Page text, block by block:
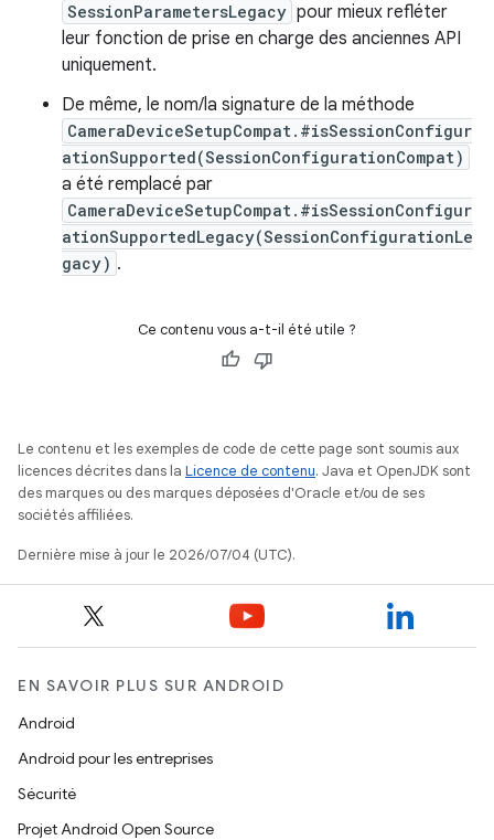
SessionParametersLegacy pour mieux refléter
leur fonction de prise en charge des anciennes API
uniquement.
De même, le nom/la signature de la méthode
CameraDeviceSetupCompat.#isSessionConfigur
ationSupported(SessionConfigurationCompat)
a été remplacé par
CameraDeviceSetupCompat.#isSessionConfigur
ationSupportedLegacy(SessionConfigurationLe
gacy) .
Ce contenu vous a-t-il été utile ?
Le contenu et les exemples de code de cette page sont soumis aux
licences décrites dans la Licence de contenu. Java et OpenJDK sont
des marques ou des marques déposées d'Oracle et/ou de ses
sociétés affiliées.
Dernière mise à jour le 2026/07/04 (UTC).
EN SAVOIR PLUS SUR ANDROID
Android
Android pour les entreprises
Sécurité
Projet Android Open Source